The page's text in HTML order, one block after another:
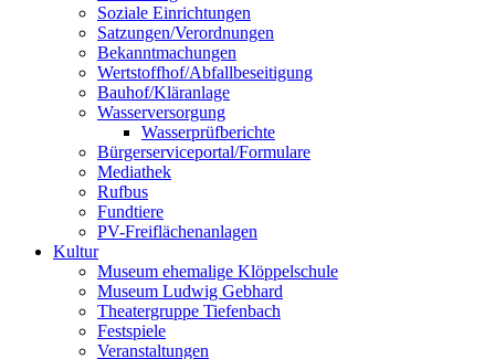
Soziale Einrichtungen
Satzungen/Verordnungen
Bekanntmachungen
Wertstoffhof/Abfallbeseitigung
Bauhof/Kläranlage
Wasserversorgung
Wasserprüfberichte
Bürgerserviceportal/Formulare
Mediathek
Rufbus
Fundtiere
PV-Freiflächenanlagen
Kultur
Museum ehemalige Klöppelschule
Museum Ludwig Gebhard
Theatergruppe Tiefenbach
Festspiele
Veranstaltungen